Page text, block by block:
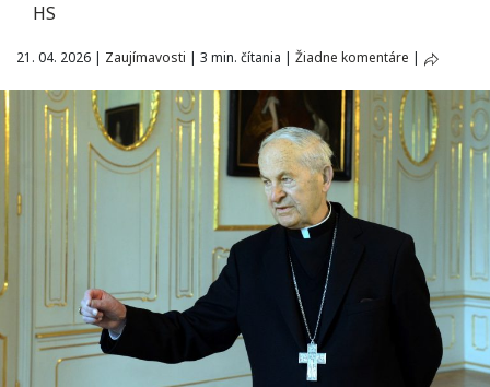
HS
21. 04. 2026 | Zaujímavosti | 3 min. čítania | Žiadne komentáre |